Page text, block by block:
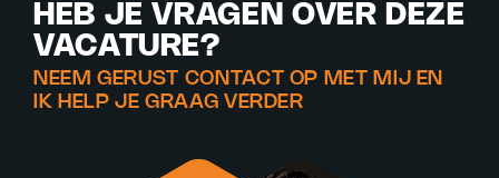
HEB JE VRAGEN OVER DEZE
VACATURE?
NEEM GERUST CONTACT OP MET MIJ EN
IK HELP JE GRAAG VERDER